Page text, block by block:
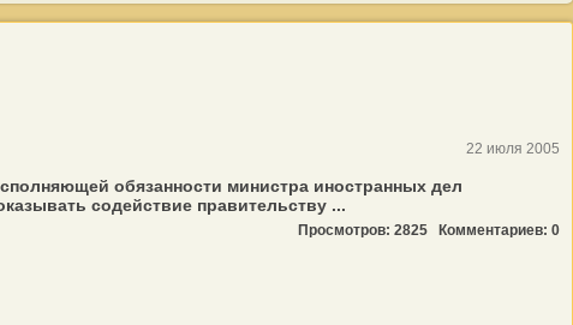
22 июля 2005
обязанности министра иностранных дел
содействие правительству ...
Просмотров: 2825 Комментариев: 0